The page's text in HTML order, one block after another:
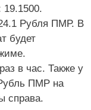
19.1500.
Рубля ПМР. В
будет
в час. Также у
ПМР на
справа.